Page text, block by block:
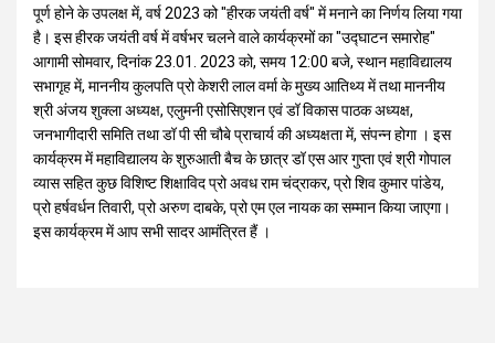
पूर्ण होने के उपलक्ष में, वर्ष 2023 को "हीरक जयंती वर्ष" में मनाने का निर्णय लिया गया
है। इस हीरक जयंती वर्ष में वर्षभर चलने वाले कार्यक्रमों का "उद्घाटन समारोह"
आगामी सोमवार, दिनांक 23.01. 2023 को, समय 12:00 बजे, स्थान महाविद्यालय
सभागृह में, माननीय कुलपति प्रो केशरी लाल वर्मा के मुख्य आतिथ्य में तथा माननीय
श्री अंजय शुक्ला अध्यक्ष, एलुमनी एसोसिएशन एवं डॉ विकास पाठक अध्यक्ष,
जनभागीदारी समिति तथा डॉ पी सी चौबे प्राचार्य की अध्यक्षता में, संपन्न होगा । इस
कार्यक्रम में महाविद्यालय के शुरुआती बैच के छात्र डॉ एस आर गुप्ता एवं श्री गोपाल
व्यास सहित कुछ विशिष्ट शिक्षाविद प्रो अवध राम चंद्राकर, प्रो शिव कुमार पांडेय,
प्रो हर्षवर्धन तिवारी, प्रो अरुण दाबके, प्रो एम एल नायक का सम्मान किया जाएगा।
इस कार्यक्रम में आप सभी सादर आमंत्रित हैं ।